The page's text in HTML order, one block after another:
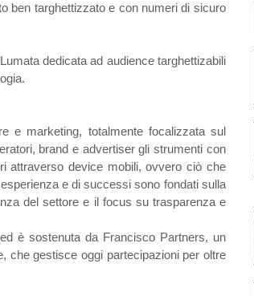
ben targhettizzato e con numeri di sicuro
dedicata ad audience targhettizabili
e marketing, totalmente focalizzata sul
brand e advertiser gli strumenti con
attraverso device mobili, ovvero ciò che
e di successi sono fondati sulla
del settore e il focus su trasparenza e
è sostenuta da Francisco Partners, un
che gestisce oggi partecipazioni per oltre